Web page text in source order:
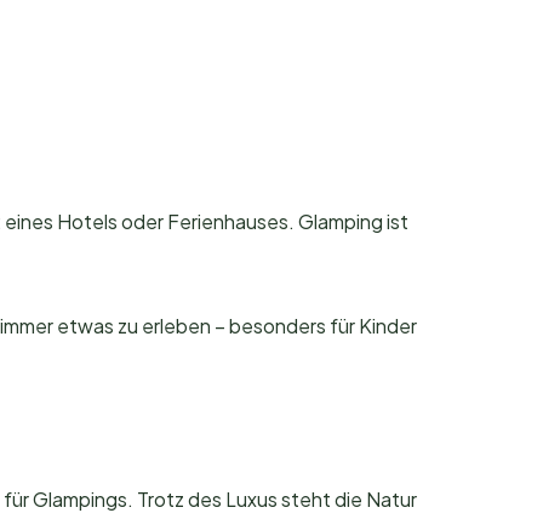
Hotels oder Ferienhauses. Glamping ist
etwas zu erleben – besonders für Kinder
Glampings. Trotz des Luxus steht die Natur